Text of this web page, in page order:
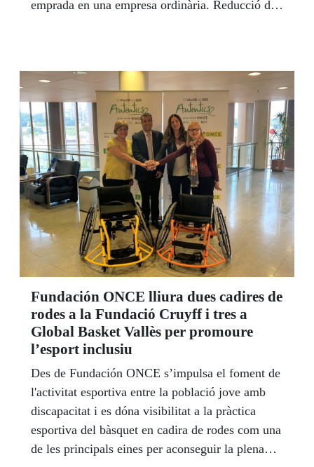
emprada en una empresa ordinària. Reducció de
administracions públiques són algunes de les
conseqüències de les polítiques d'integració
laboral que duen a terme les empreses.
Fundación ONCE lliura dues cadires de
rodes a la Fundació Cruyff i tres a
Global Basket Vallès per promoure
l’esport inclusiu
Des de Fundación ONCE s’impulsa el foment de
l'activitat esportiva entre la població jove amb
discapacitat i es dóna visibilitat a la pràctica
esportiva del bàsquet en cadira de rodes com una
de les principals eines per aconseguir la plena